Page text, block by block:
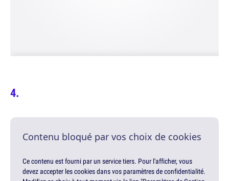
Contenu bloqué par vos choix de cookies
Ce contenu est fourni par un service tiers. Pour l'afficher, vous
devez accepter les cookies dans vos paramètres de confidentialité.